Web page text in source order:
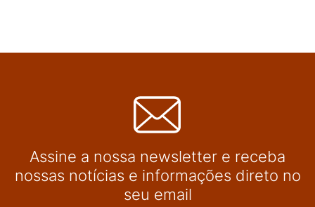
Assine a nossa newsletter e receba
nossas notícias e informações direto no
seu email